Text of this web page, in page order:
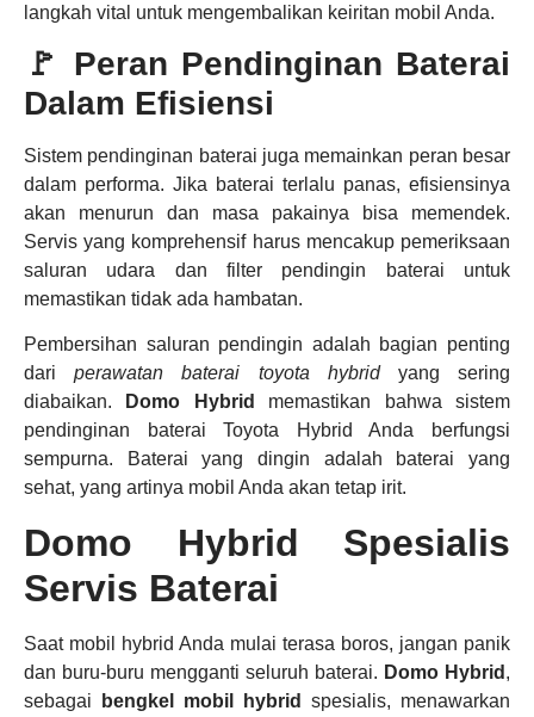
langkah vital untuk mengembalikan keiritan mobil Anda.
🚩 Peran Pendinginan Baterai
Dalam Efisiensi
Sistem pendinginan baterai juga memainkan peran besar
dalam performa. Jika baterai terlalu panas, efisiensinya
akan menurun dan masa pakainya bisa memendek.
Servis yang komprehensif harus mencakup pemeriksaan
saluran udara dan filter pendingin baterai untuk
memastikan tidak ada hambatan.
Pembersihan saluran pendingin adalah bagian penting
dariperawatan baterai toyota hybridyang sering
diabaikan.
Domo Hybrid
memastikan bahwa sistem
pendinginan baterai Toyota Hybrid Anda berfungsi
sempurna. Baterai yang dingin adalah baterai yang
sehat, yang artinya mobil Anda akan tetap irit.
Domo Hybrid Spesialis
Servis Baterai
Saat mobil hybrid Anda mulai terasa boros, jangan panik
dan buru-buru mengganti seluruh baterai. Domo Hybrid ,
sebagai
bengkel mobil hybrid spesialis, menawarkan